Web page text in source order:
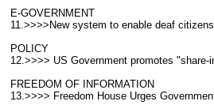
E-GOVERNMENT
11.>>>>New system to enable deaf
POLICY
12.>>>> US Government promotes
FREEDOM OF INFORMATION
13.>>>> Freedom House Urges